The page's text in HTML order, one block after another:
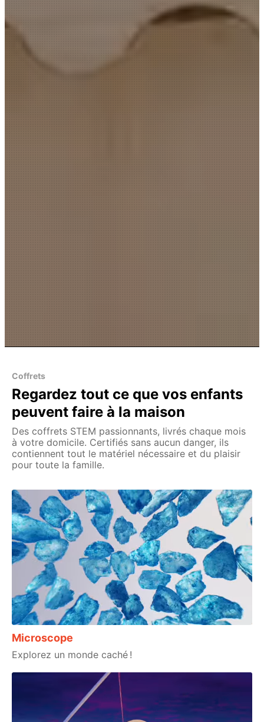
Coffrets
Regardez tout ce que vos enfants
peuvent faire à la maison
Des coffrets STEM passionnants, livrés chaque mois
à votre domicile. Certifiés sans aucun danger, ils
contiennent tout le matériel nécessaire et du plaisir
pour toute la famille.
Microscope
Explorez un monde caché !